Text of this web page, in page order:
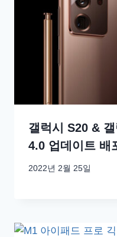
갤럭시 S20 &
4.0 업데이트 배
2022년 2월 25일